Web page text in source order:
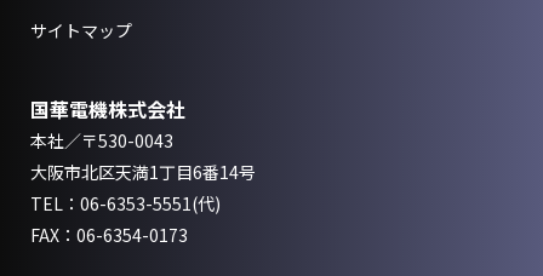
サイトマップ
国華電機株式会社
本社／〒530-0043
大阪市北区天満1丁目6番14号
TEL： 06-6353-5551(代)
FAX：06-6354-0173